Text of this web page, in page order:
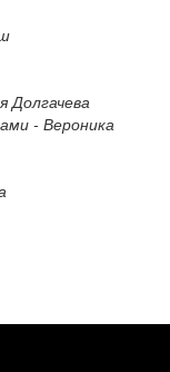
Долгачева
- Вероника